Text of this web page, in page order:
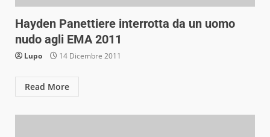
Hayden Panettiere interrotta da un uomo
nudo agli EMA 2011
Lupo 14 Dicembre 2011
Read More